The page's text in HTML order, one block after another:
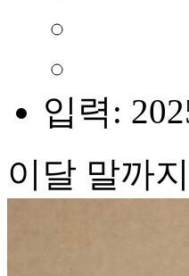
입력:
이달 말까